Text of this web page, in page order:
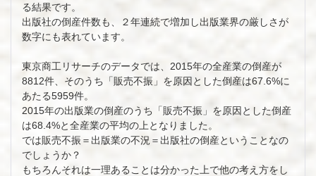
る結果です。
出版社の倒産件数も、２年連続で増加し出版業界の厳しさが
数字にも表れています。
東京商工リサーチのデータでは、2015年の全産業の倒産が
8812件、そのうち「販売不振」を原因とした倒産は67.6%に
あたる5959件。
2015年の出版業の倒産のうち「販売不振」を原因とした倒産
は68.4%と全産業の平均の上となりました。
では販売不振＝出版業の不況＝出版社の倒産ということなの
でしょうか？
もちろんそれは一理あることは分かった上で他の考え方をし